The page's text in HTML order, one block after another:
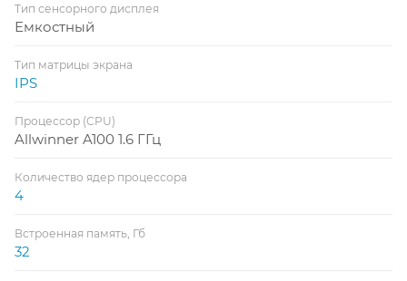
Тип сенсорного дисплея
Емкостный
Тип матрицы экрана
IPS
Процессор (CPU)
Allwinner A100 1.6 ГГц
Количество ядер процессора
4
Встроенная память, Гб
32